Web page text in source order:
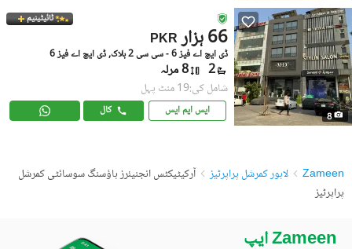
8
ٹائیٹینیم
PKR 66 ہزار
ڈی ایچ اے فیز 6 - سی سی 2 بلاک, ڈی ایچ اے فیز 6
2 8 مرلہ
شامل کی:19 منٹ پہل
ایس ایم ایس کال
Zameen لاہور کمرشل پراپرٹیز
آرکیٹیکٹس انجنیئرز ہاؤسنگ سوسائٹی کمرشل
پراپرٹیز
Zameen ایپ